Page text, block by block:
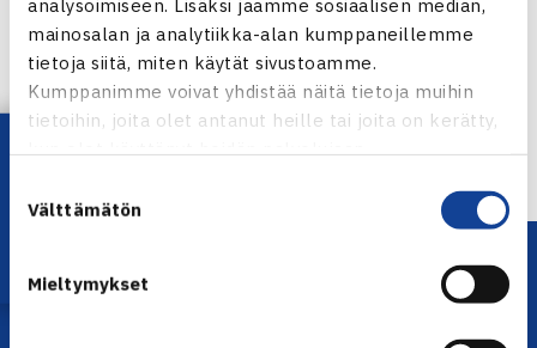
analysoimiseen. Lisäksi jaamme sosiaalisen median,
mainosalan ja analytiikka-alan kumppaneillemme
tietoja siitä, miten käytät sivustoamme.
Kumppanimme voivat yhdistää näitä tietoja muihin
tietoihin, joita olet antanut heille tai joita on kerätty,
valinta
Välttämätön
Mieltymykset
← Edellinen
Lataa OmaTennis!